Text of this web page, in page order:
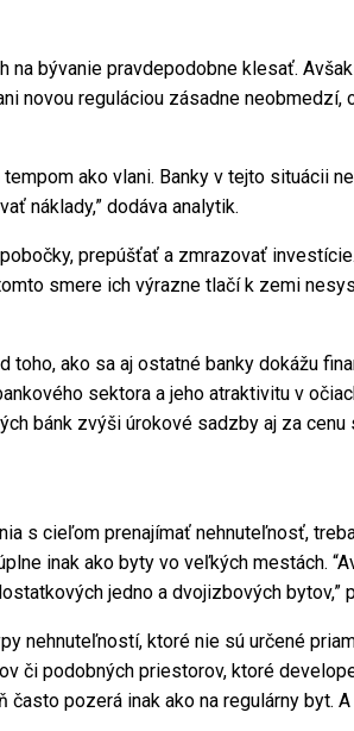
na bývanie pravdepodobne klesať.
novou reguláciou zásadne
ako vlani. Banky v tejto situácii
náklady,” dodáva analytik.
prepúšťať a zmrazovať
smere ich výrazne tlačí k zemi
ako sa aj ostatné banky dokážu
sektora a jeho atraktivitu v
bánk zvýši úrokové sadzby aj za
s cieľom prenajímať nehnuteľnosť,
inak ako byty vo veľkých mestách.
jedno a dvojizbových bytov,”
nehnuteľností, ktoré nie sú určené
či podobných priestorov, ktoré
pozerá inak ako na regulárny byt.